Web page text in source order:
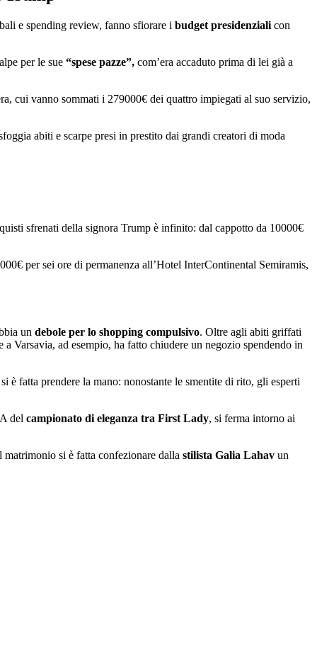
e spending review, fanno sfiorare i budget presidenziali con
per le sue “spese pazze”, com’era accaduto prima di lei già a
cui vanno sommati i 279000€ dei quattro impiegati al suo servizio,
abiti e scarpe presi in prestito dai grandi creatori di moda
sfrenati della signora Trump è infinito: dal cappotto da 10000€
per sei ore di permanenza all’Hotel InterContinental Semiramis,
un debole per lo shopping compulsivo. Oltre agli abiti griffati
Varsavia, ad esempio, ha fatto chiudere un negozio spendendo in
si è fatta prendere la mano: nonostante le smentite di rito, gli esperti
del campionato di eleganza tra First Lady, si ferma intorno ai
si è fatta confezionare dalla stilista Galia Lahav un